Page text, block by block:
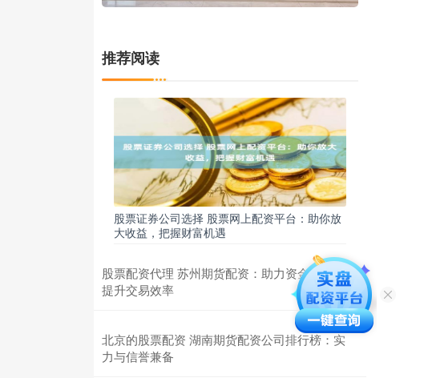
推荐阅读
股票证券公司选择 股票网上配资平台：助你放
大收益，把握财富机遇
股票配资代理 苏州期货配资：助力资金放大，
提升交易效率
北京的股票配资 湖南期货配资公司排行榜：实
力与信誉兼备